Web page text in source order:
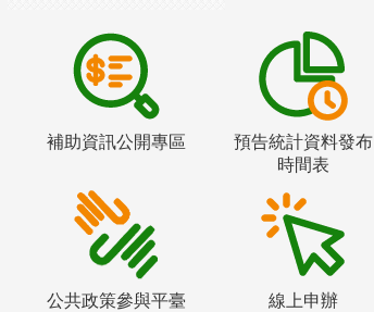
補助資訊公開專區
預告統計資料發布
時間表
公共政策參與平臺 線上申辦